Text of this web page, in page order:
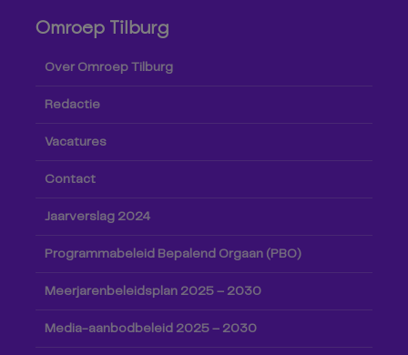
Omroep Tilburg
Over Omroep Tilburg
Redactie
Vacatures
Contact
Jaarverslag 2024
Programmabeleid Bepalend Orgaan (PBO)
Meerjarenbeleidsplan 2025 – 2030
Media-aanbodbeleid 2025 – 2030